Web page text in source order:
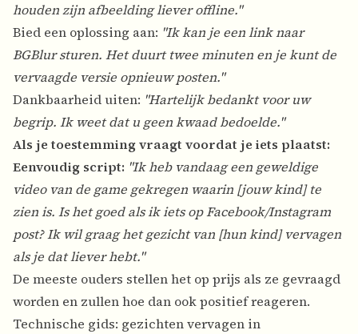
houden zijn afbeelding liever offline."
Bied een oplossing aan: "Ik kan je een link naar
BGBlur sturen. Het duurt twee minuten en je kunt de
vervaagde versie opnieuw posten."
Dankbaarheid uiten: "Hartelijk bedankt voor uw
begrip. Ik weet dat u geen kwaad bedoelde."
Als je toestemming vraagt voordat je iets plaatst:
Eenvoudig script: "Ik heb vandaag een geweldige
video van de game gekregen waarin [jouw kind] te
zien is. Is het goed als ik iets op Facebook/Instagram
post? Ik wil graag het gezicht van [hun kind] vervagen
als je dat liever hebt."
De meeste ouders stellen het op prijs als ze gevraagd
worden en zullen hoe dan ook positief reageren.
Technische gids: gezichten vervagen in